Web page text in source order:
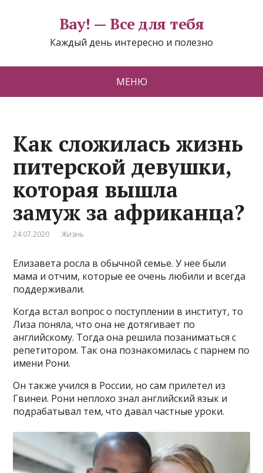
Вау! — Все для тебя
Каждый день интересно и полезно
МЕНЮ
Как сложилась жизнь
питерской девушки,
которая вышла
замуж за африканца?
24.07.2020 Жизнь
Елизавета росла в обычной семье. У нее были
мама и отчим, которые ее очень любили и всегда
поддерживали.
Когда встал вопрос о поступлении в институт, то
Лиза поняла, что она не дотягивает по
английскому. Тогда она решила позаниматься с
репетитором. Так она познакомилась с парнем по
имени Рони.
Он также учился в России, но сам прилетел из
Гвинеи. Рони неплохо знал английский язык и
подрабатывал тем, что давал частные уроки.